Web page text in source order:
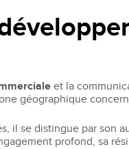
et la
géographique
il se distingue par son
profond, sa